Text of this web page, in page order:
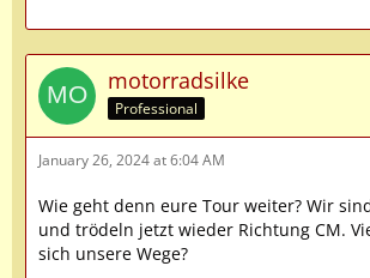
motorradsilke
Professional
January 26, 2024 at 6:04 AM
Wie geht denn eure Tour weiter? Wir
und trödeln jetzt wieder Richtung CM.
sich unsere Wege?